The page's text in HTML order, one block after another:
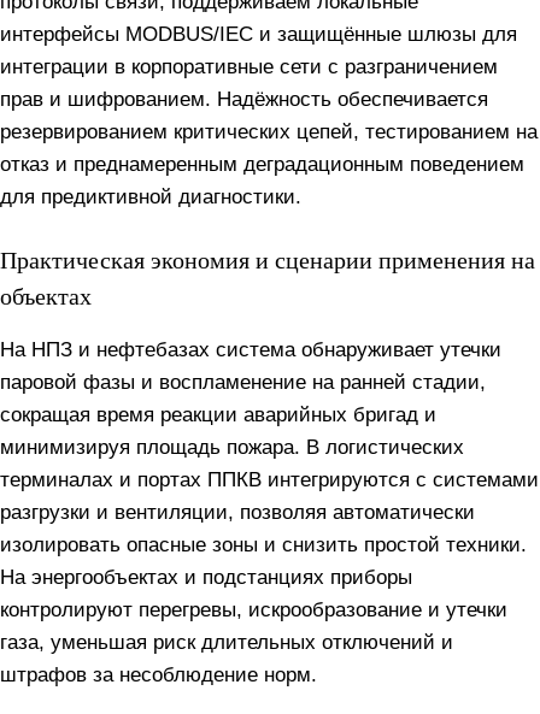
интерфейсы MODBUS/IEC и защищённые шлюзы для
интеграции в корпоративные сети с разграничением
прав и шифрованием. Надёжность обеспечивается
резервированием критических цепей, тестированием на
отказ и преднамеренным деградационным поведением
для предиктивной диагностики.
Практическая экономия и сценарии применения на
объектах
На НПЗ и нефтебазах система обнаруживает утечки
паровой фазы и воспламенение на ранней стадии,
сокращая время реакции аварийных бригад и
минимизируя площадь пожара. В логистических
терминалах и портах ППКВ интегрируются с системами
разгрузки и вентиляции, позволяя автоматически
изолировать опасные зоны и снизить простой техники.
На энергообъектах и подстанциях приборы
контролируют перегревы, искрообразование и утечки
газа, уменьшая риск длительных отключений и
штрафов за несоблюдение норм.